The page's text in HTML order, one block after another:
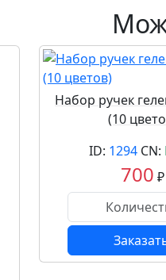
Набор ручек
(10
ID: 1294CN:
700 ₽